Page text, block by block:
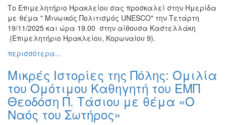
ΤΟΠΟΣ
ΜΑΣ
ΔΗΜΟΣ
ΠΟΛΙΤΙΣΜΟΣ
ΑΝΘΕΚΤΙΚΗ
ΠΟΛΗ
Το Επιμελητήριο Ηρακλείου σας προσκαλεί στην Ημερίδα
με θέμα " Μινωικός Πολιτισμός UNESCO" την Τετάρτη
19/11/2025 και ώρα 19.00 στην αίθουσα Καστελλάκη
(Επιμελητήριο Ηρακλείου, Κορωναίου 9).
περισσότερα...
Μικρές Ιστορίες της Πόλης: Ομιλία
του Ομότιμου Καθηγητή του ΕΜΠ
Θεοδόση Π. Τάσιου με θέμα «Ο
Ναός του Σωτήρος»